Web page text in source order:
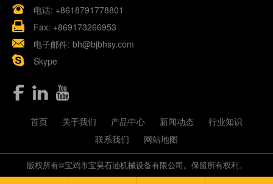
电话: +8618791778801
Fax: +869173266953
电子邮件: bh@bjbhsy.com
Skype
首页 关于我们 产品中心 新闻动态
行业知识
联系我们
网站地图
版权所有©宝鸡市宝昊石油机械设备有限公司。保留所有权利。